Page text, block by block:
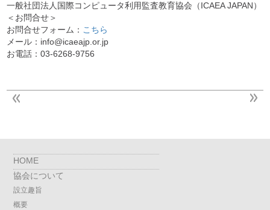
一般社団法人国際コンピュータ利用監査教育協会（ICAEA JAPAN）
＜お問合せ＞
お問合せフォーム： こちら
メール：info@icaeajp.or.jp
お電話：03-6268-9756
HOME
協会について
設立趣旨
概要